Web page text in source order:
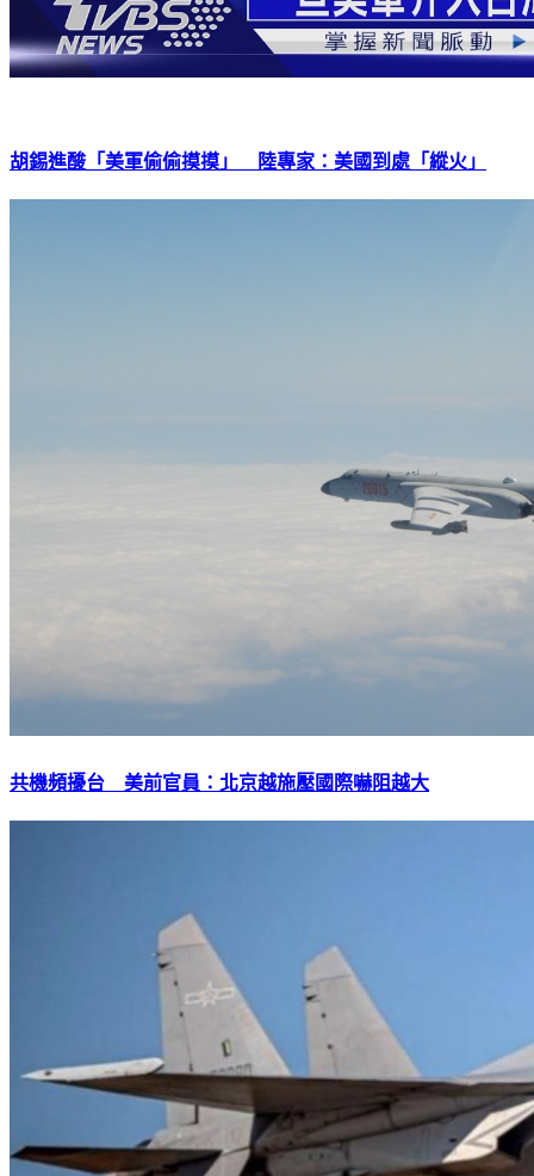
胡錫進酸「美軍偷偷摸摸」 陸專家：美國到處「縱火」
共機頻擾台 美前官員：北京越施壓國際嚇阻越大